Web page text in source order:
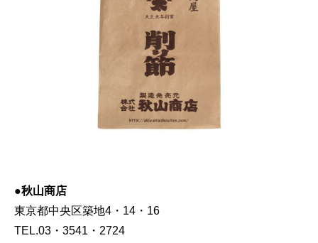
●秋山商店
東京都中央区築地4・14・16
TEL.03・3541・2724